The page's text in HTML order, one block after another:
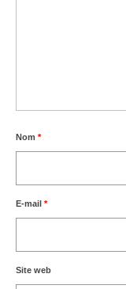
Nom *
E-mail *
Site web